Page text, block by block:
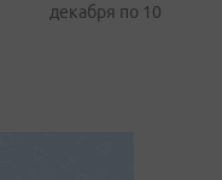
декабря по 10